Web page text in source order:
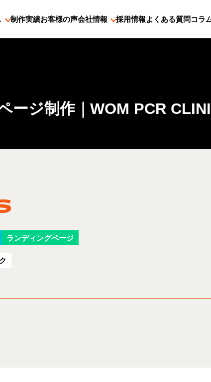
制作実績お客様の声会社情報 採用情報よくある質問 コラ
ージ制作｜WOM PCR
ランディングページ